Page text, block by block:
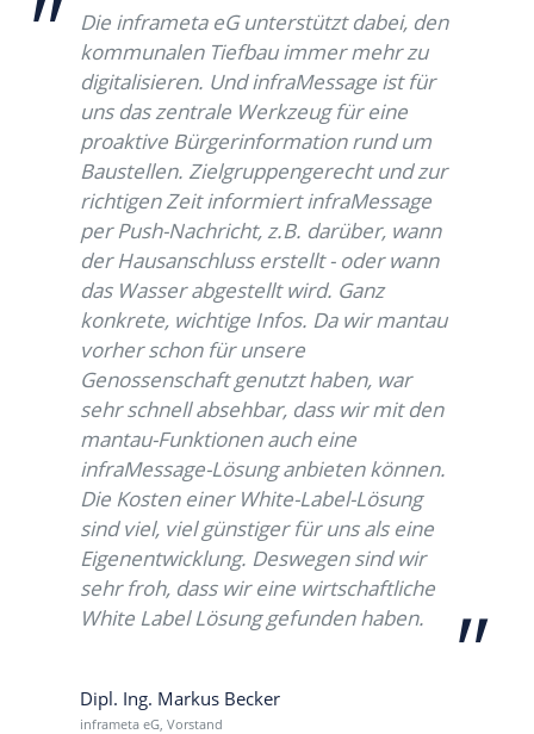
Die inframeta eG unterstützt dabei, den
kommunalen Tiefbau immer mehr zu
digitalisieren. Und infraMessage ist für
uns das zentrale Werkzeug für eine
proaktive Bürgerinformation rund um
Baustellen. Zielgruppengerecht und zur
richtigen Zeit informiert infraMessage
per Push-Nachricht, z.B. darüber, wann
der Hausanschluss erstellt - oder wann
das Wasser abgestellt wird. Ganz
konkrete, wichtige Infos. Da wir mantau
vorher schon für unsere
Genossenschaft genutzt haben, war
sehr schnell absehbar, dass wir mit den
mantau-Funktionen auch eine
infraMessage-Lösung anbieten können.
Die Kosten einer White-Label-Lösung
sind viel, viel günstiger für uns als eine
Eigenentwicklung. Deswegen sind wir
sehr froh, dass wir eine wirtschaftliche
White Label Lösung gefunden haben.
Dipl. Ing. Markus Becker
inframeta eG, Vorstand